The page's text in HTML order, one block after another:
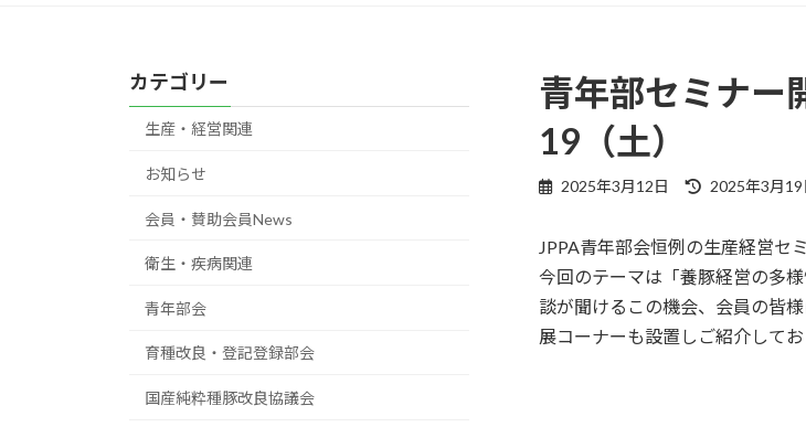
青年部セミナー
19（土）
2025年3月12日
最
新
日
時
2025年3月19
JPPA青年部会恒例の生産経営セ
今回のテーマは「養豚経営の多
談が聞けるこの機会、会員の皆
展コーナーも設置しご紹介して
カテゴリー
生産・経営関連
お知らせ
会員・賛助会員News
衛生・疾病関連
青年部会
育種改良・登記登録部会
国産純粋種豚改良協議会